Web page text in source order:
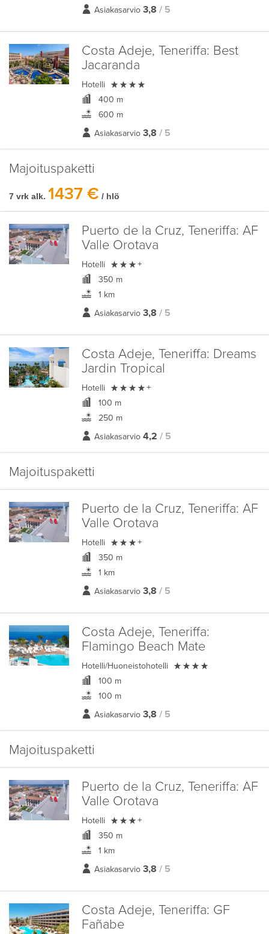
Asiakasarvio 3,8 / 5
Costa Adeje, Teneriffa: Best
Jacaranda
Hotelli 
400 m
600 m
Asiakasarvio 3,8 / 5
Majoituspaketti
7 vrk alk. 1437 € / hlö
Puerto de la Cruz, Teneriffa: AF
Valle Orotava
Hotelli  +
350 m
1 km
Asiakasarvio 3,8 / 5
Costa Adeje, Teneriffa: Dreams
Jardin Tropical
Hotelli  +
100 m
250 m
Asiakasarvio 4,2 / 5
Majoituspaketti
Puerto de la Cruz, Teneriffa: AF
Valle Orotava
Hotelli  +
350 m
1 km
Asiakasarvio 3,8 / 5
Costa Adeje, Teneriffa:
Flamingo Beach Mate
Hotelli/Huoneistohotelli 
100 m
100 m
Asiakasarvio 3,8 / 5
Majoituspaketti
Puerto de la Cruz, Teneriffa: AF
Valle Orotava
Hotelli  +
350 m
1 km
Asiakasarvio 3,8 / 5
Costa Adeje, Teneriffa: GF
Fañabe